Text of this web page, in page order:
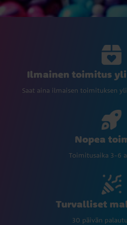
Ilmainen toimitus
Saat aina ilmaisen toimituksen
Nopea
Toimitusaika 3-6
Turvalliset
30 päivän